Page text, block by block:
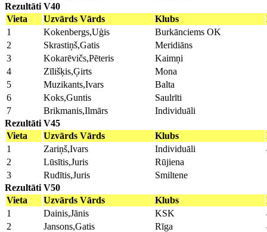
Rezultāti V40
Vieta
Uzvārds Vārds Klubs
1
Kokenbergs,Uģis Burkānciems OK
2
Skrastiņš,Gatis Meridiāns
3
Kokarēvičs,Pēteris Kaimņi
4
Zīlišķis,Ģirts Mona
5
Muzikants,Ivars Balta
6
Koks,Guntis Saulrīti
7
Brikmanis,Ilmārs Individuāli
Rezultāti V45
Vieta
Uzvārds Vārds Klubs
1
Zariņš,Ivars Individuāli
2
Lūsītis,Juris Rūjiena
3
Rudītis,Juris Smiltene
Rezultāti V50
Vieta
Uzvārds Vārds Klubs
1
Dainis,Jānis KSK
2
Jansons,Gatis Rīga